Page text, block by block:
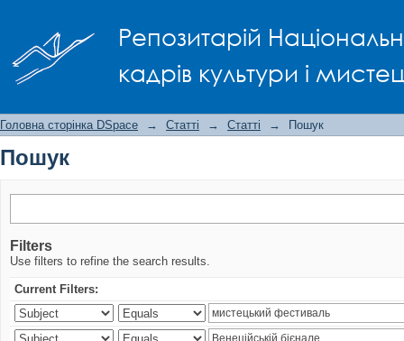
Репозитарій
кадрів культури і
Головна сторінка DSpace → Статті → Статті → Пошук
Пошук
Filters
Use filters to refine the search results.
Current Filters: